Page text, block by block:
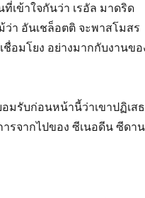
เข้าใจกันว่า เรอัล มาดริด
า อันเชล็อตติ จะพาสโมสร
อมโยง อย่างมากกับงานขอ
มรับก่อนหน้านี้ว่าเขาปฏิเสธ
รจากไปของ ซีเนอดีน ซีดาน